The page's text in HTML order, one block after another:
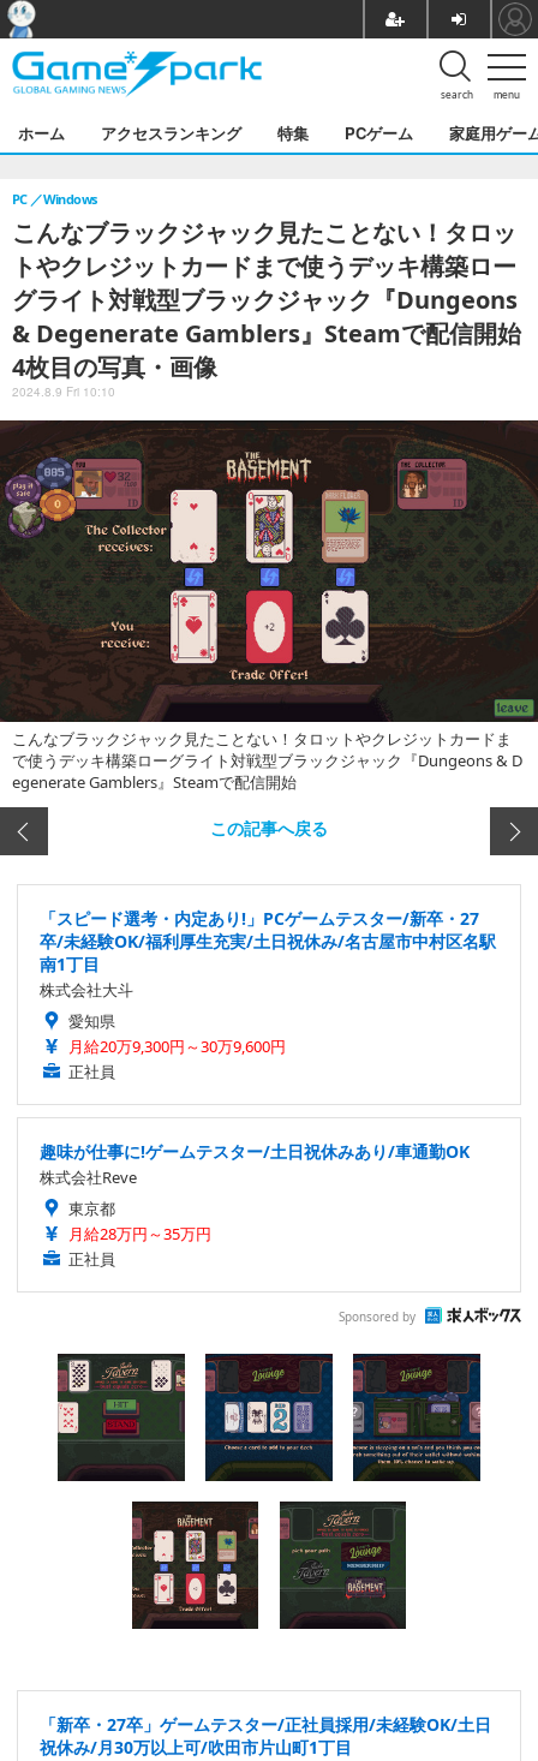
menu
search
ホーム アクセスランキング 特集 PCゲーム 家庭用ゲー
こんなブラックジャック見たことない！タロッ
トやクレジットカードまで使うデッキ構築ロー
グライト対戦型ブラックジャック『Dungeons
& Degenerate Gamblers』Steamで配信開始
4枚目の写真・画像
PC Windows
2024.8.9 Fri 10:10
こんなブラックジャック見たことない！タロットやクレジットカードま
で使うデッキ構築ローグライト対戦型ブラックジャック『Dungeons & D
egenerate Gamblers』Steamで配信開始
この記事へ戻る
「スピード選考・内定あり!」PCゲームテスター/新卒・27
卒/未経験OK/福利厚生充実/土日祝休み/名古屋市中村区名駅
南1丁目
株式会社大斗
愛知県
月給20万9,300円～30万9,600円
正社員
趣味が仕事に!ゲームテスター/土日祝休みあり/車通勤OK
株式会社Reve
東京都
月給28万円～35万円
正社員
Sponsored by
「新卒・27卒」ゲームテスター/正社員採用/未経験OK/土日
祝休み/月30万以上可/吹田市片山町1丁目